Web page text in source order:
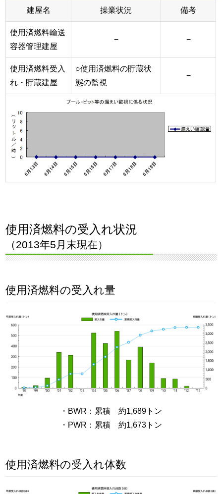
建屋名 操業状況 備考
使用済燃料輸送
容器管理建屋
− −
使用済燃料受入
れ・貯蔵建屋
○使用済燃料の貯蔵状
態の監視
−
使用済燃料の受入れ状況
（2013年5月末現在）
使用済燃料の受入れ量
・BWR：累積 約1,689トン
・PWR：累積 約1,673トン
使用済燃料の受入れ体数